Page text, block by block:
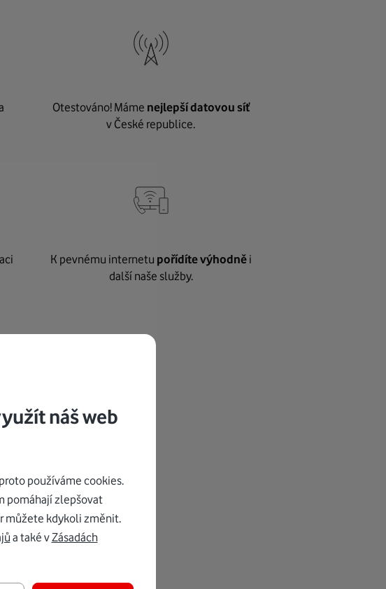
Otestováno! Máme nejlepší datovou síť
v České republice.
K pevnému internetu pořídíte výhodněi
další naše služby.
náš web
používáme cookies.
pomáhají zlepšovat
můžete kdykoli změnit.
a také vZásadách